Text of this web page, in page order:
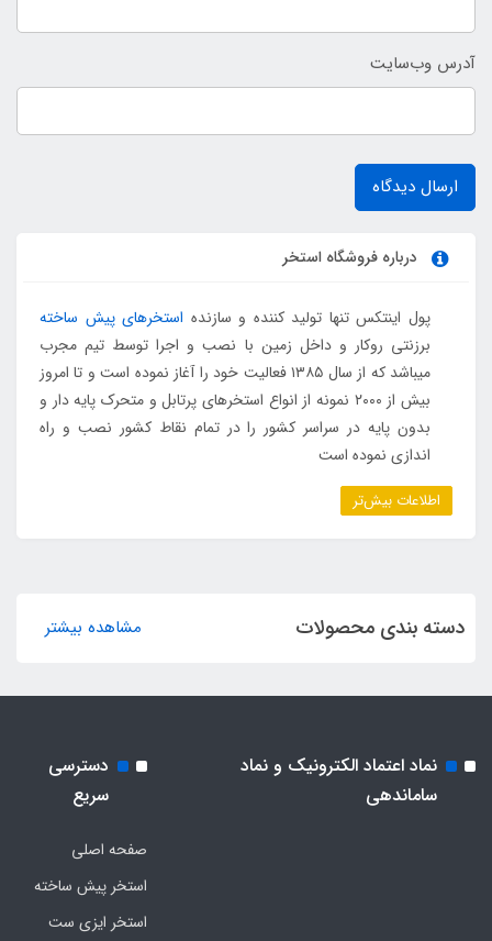
آدرس وب‌سایت
ارسال دیدگاه
درباره فروشگاه استخر
پول اینتکس تنها تولید کننده و سازنده استخرهای پیش ساخته
برزنتی روکار و داخل زمین با نصب و اجرا توسط تیم مجرب
میباشد که از سال ۱۳۸۵ فعالیت خود را آغاز نموده است و تا امروز
بیش از ۲۰۰۰ نمونه از انواع استخرهای پرتابل و متحرک پایه دار و
بدون پایه در سراسر کشور را در تمام نقاط کشور نصب و راه
اندازی نموده است
اطلاعات بیش‌تر
دسته بندی محصولات مشاهده بیشتر
نماد اعتماد الکترونیک و نماد
ساماندهی
دسترسی
سریع
صفحه اصلی
استخر پیش ساخته
استخر ایزی ست